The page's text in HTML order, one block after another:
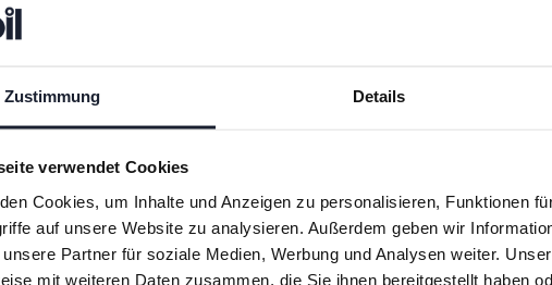
Zustimmung Details
verwendet Cookies
Cookies, um Inhalte und Anzeigen zu personalisieren, Funktionen
auf unsere Website zu analysieren. Außerdem geben wir
Partner für soziale Medien, Werbung und Analysen weiter.
mit weiteren Daten zusammen, die Sie ihnen bereitgestellt haben
MINI Countryman